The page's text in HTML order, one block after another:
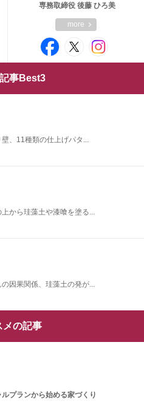
専務取締役 後藤 ひろ美
more
事Best3
、11種類の仕上げパタ...
から珪藻土や漆喰を塗る...
因果関係、珪藻土の発が...
メの記事
プランから始める家づくり